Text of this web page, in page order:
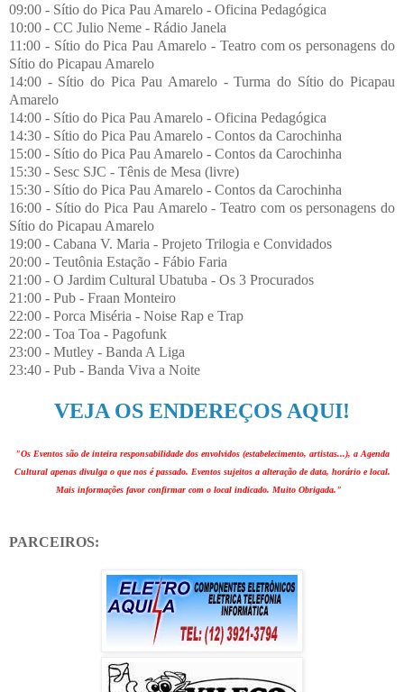
09:00 - Sítio do Pica Pau Amarelo - Oficina Pedagógica
10:00 - CC Julio Neme - Rádio Janela
11:00 - Sítio do Pica Pau Amarelo - Teatro com os personagens do
Sítio do Picapau Amarelo
14:00 - Sítio do Pica Pau Amarelo - Turma do Sítio do Picapau
Amarelo
14:00 - Sítio do Pica Pau Amarelo - Oficina Pedagógica
14:30 - Sítio do Pica Pau Amarelo - Contos da Carochinha
15:00 - Sítio do Pica Pau Amarelo - Contos da Carochinha
15:30 - Sesc SJC - Tênis de Mesa (livre)
15:30 - Sítio do Pica Pau Amarelo - Contos da Carochinha
16:00 - Sítio do Pica Pau Amarelo - Teatro com os personagens do
Sítio do Picapau Amarelo
19:00 - Cabana V. Maria - Projeto Trilogia e Convidados
20:00 - Teutônia Estação - Fábio Faria
21:00 - O Jardim Cultural Ubatuba - Os 3 Procurados
21:00 - Pub - Fraan Monteiro
22:00 - Porca Miséria - Noise Rap e Trap
22:00 - Toa Toa - Pagofunk
23:00 - Mutley - Banda A Liga
23:40 - Pub - Banda Viva a Noite
VEJA OS ENDEREÇOS AQUI!
"Os Eventos são de inteira responsabilidade dos envolvidos (estabelecimento, artistas...), a Agenda
Cultural apenas divulga o que nos é passado. Eventos sujeitos a alteração de data, horário e local.
Mais informações favor confirmar com o local indicado. Muito Obrigada."
PARCEIROS: